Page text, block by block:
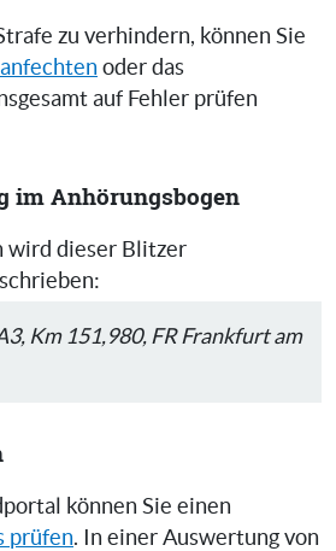
zu verhindern, können Sie
oder das
auf Fehler prüfen
im Anhörungsbogen
wird dieser Blitzer
Km 151,980, FR Frankfurt am
können Sie einen
prüfen. In einer Auswertung von